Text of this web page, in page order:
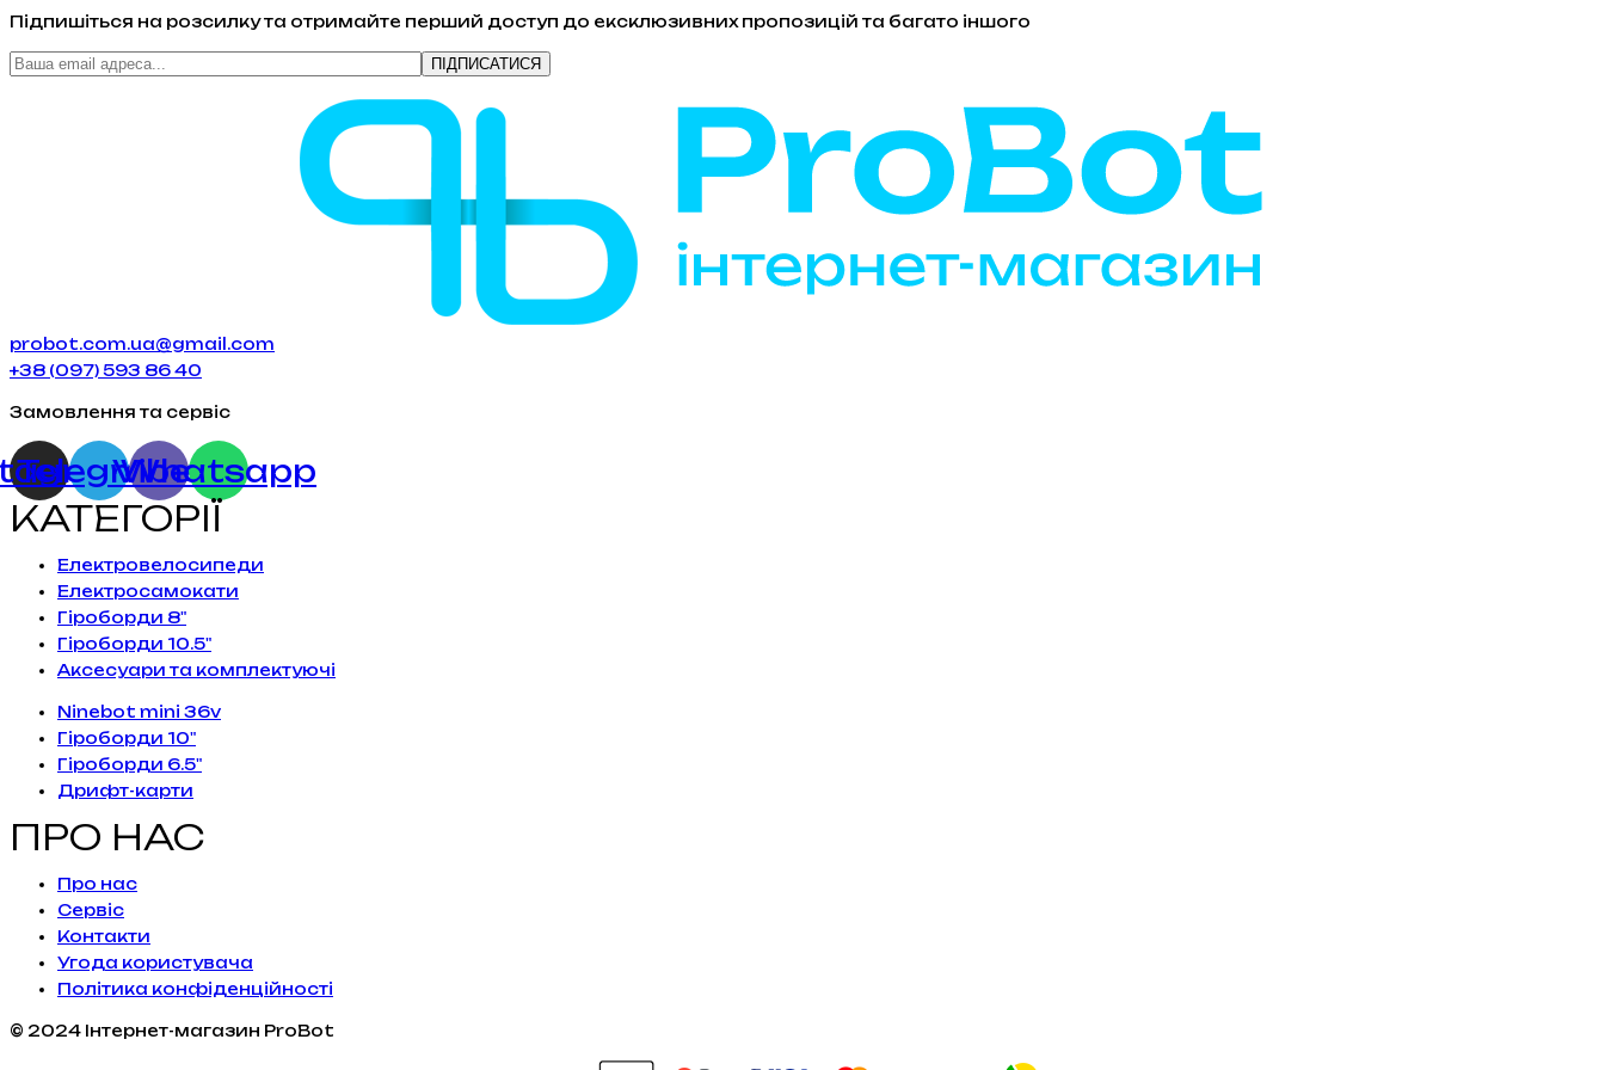
Підпишіться на розсилку та отримайте перший доступ до ексклюзивних пропозицій та багато іншого
probot.com.ua@gmail.com
+38 (097) 593 86 40
Замовлення та сервіс
Telegram
Viber
Whatsapp
КАТЕГОРІЇ
Електровелосипеди
Електросамокати
Гіроборди 8"
Гіроборди 10.5"
Аксесуари та комплектуючі
Ninebot mini 36v
Гіроборди 10"
Гіроборди 6.5"
Дрифт-карти
ПРО НАС
Про нас
Сервiс
Контакти
Угода користувача
Політика конфіденційності
© 2024 Інтернет-магазин ProBot